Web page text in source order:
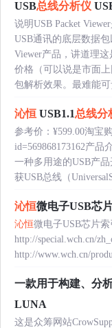
USB总线分析仪
说明USB Packet
USB通讯的底层数据
Viewer产品，讲道理
价格（可以说是市面
包解析效果。最难能可
沁恒 USB1.1总线分
参考价：¥599.00淘宝
id=569868173162产品
一种多用途的USB产
获USB总线（
沁恒微电子USB芯片
沁恒微电子USB芯片索
http://special.wch.cn/
http://www.wch.cn/
一款用于构建、分
LUNA
这是众筹网站